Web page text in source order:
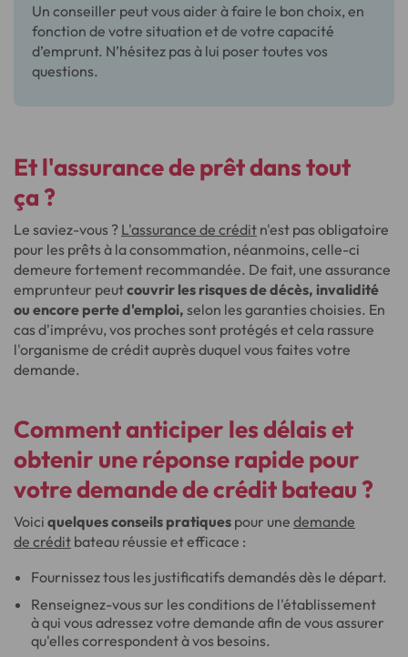
Un conseiller peut vous aider à faire le bon choix, en
fonction de votre situation et de votre capacité
d’emprunt. N’hésitez pas à lui poser toutes vos
questions.
Et l'assurance de prêt dans tout
ça ?
Le saviez-vous ? L'assurance de crédit n'est pas obligatoire
pour les prêts à la consommation, néanmoins, celle-ci
demeure fortement recommandée. De fait, une assurance
emprunteur peutcouvrir les risques de décès, invalidité
ou encore perte d'emploi, selon les garanties choisies. En
cas d'imprévu, vos proches sont protégés et cela rassure
l'organisme de crédit auprès duquel vous faites votre
demande.
Comment anticiper les délais et
obtenir une réponse rapide pour
votre demande de crédit bateau ?
Voici quelques conseils pratiques pour une demande
de crédit bateau réussie et efficace :
Fournissez tous les justificatifs demandés dès le départ.
Renseignez-vous sur les conditions de l'établissement
à qui vous adressez votre demande afin de vous assurer
qu'elles correspondent à vos besoins.